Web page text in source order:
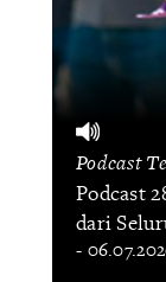
Podcast
Podcast
dari
-